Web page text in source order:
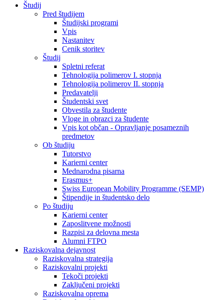
Študij
Pred študijem
Študijski programi
Vpis
Nastanitev
Cenik storitev
Študij
Spletni referat
Tehnologija polimerov I. stopnja
Tehnologija polimerov II. stopnja
Predavatelji
Študentski svet
Obvestila za študente
Vloge in obrazci za študente
Vpis kot občan - Opravljanje posameznih
predmetov
Ob študiju
Tutorstvo
Karierni center
Mednarodna pisarna
Erasmus+
Swiss European Mobility Programme (SEMP)
Štipendije in študentsko delo
Po študiju
Karierni center
Zaposlitvene možnosti
Razpisi za delovna mesta
Alumni FTPO
Raziskovalna dejavnost
Raziskovalna strategija
Raziskovalni projekti
Tekoči projekti
Zaključeni projekti
Raziskovalna oprema